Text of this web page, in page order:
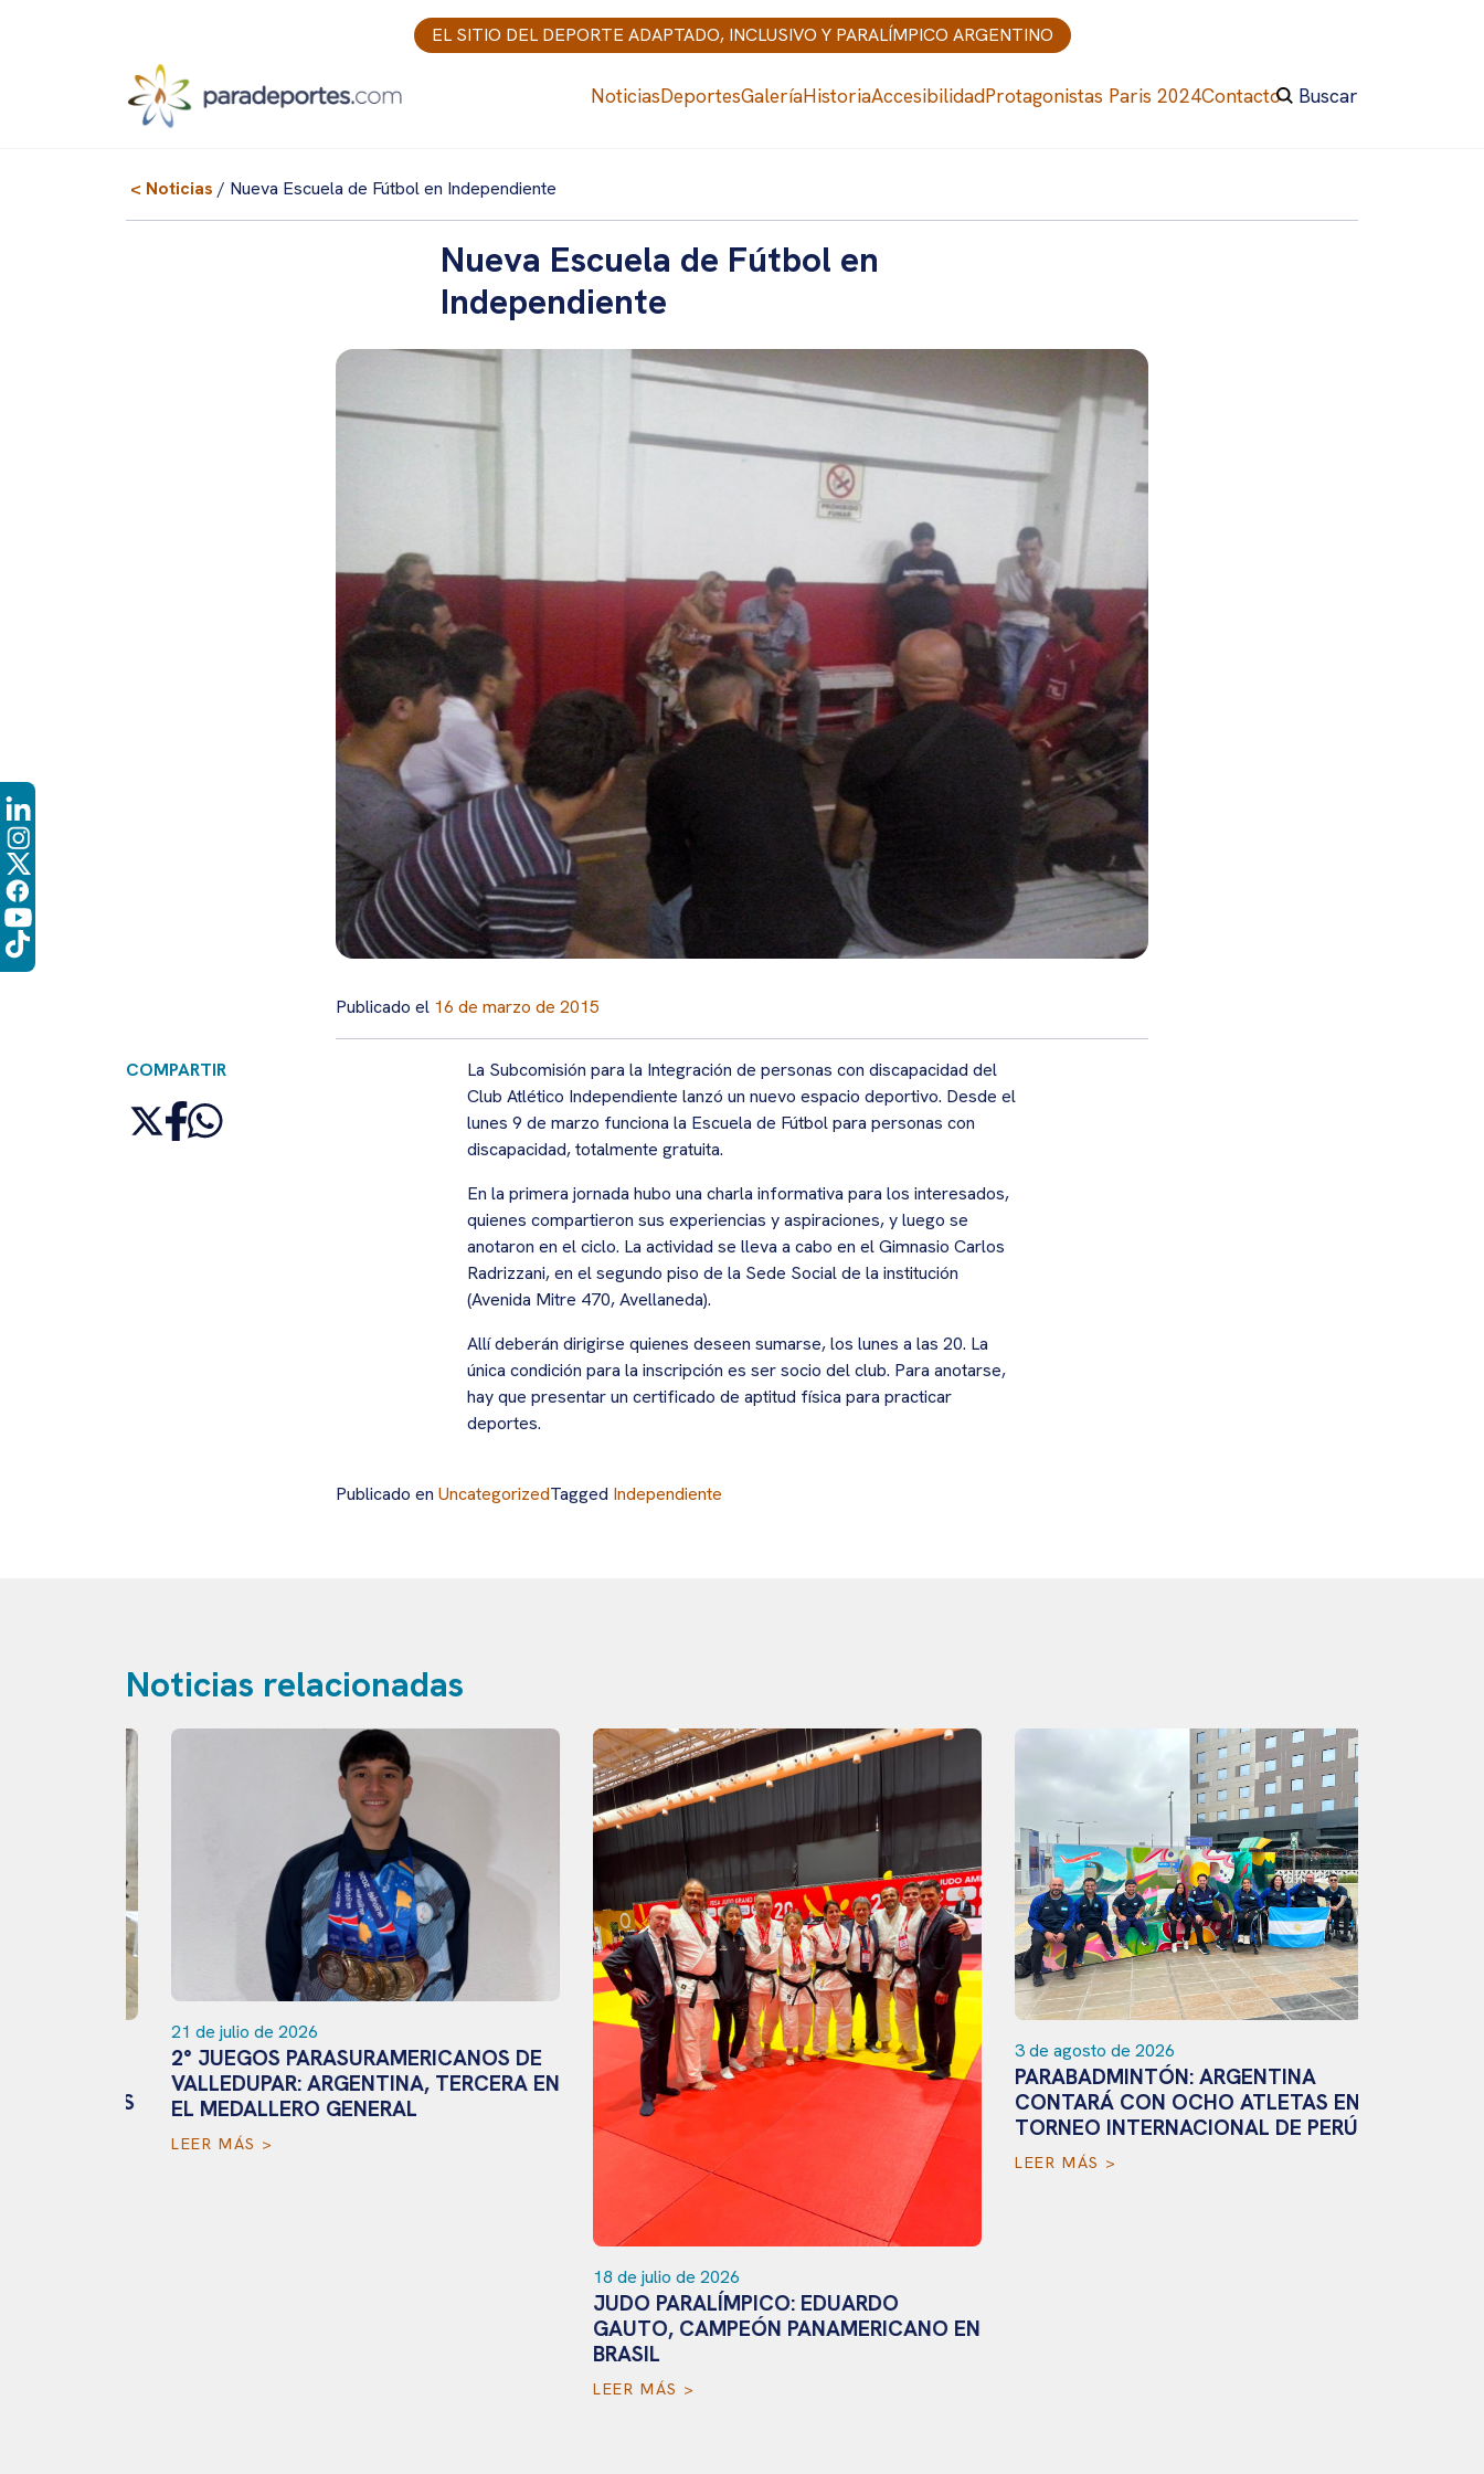
EL SITIO DEL DEPORTE ADAPTADO, INCLUSIVO Y PARALÍMPICO ARGENTINO
NoticiasDeportesGaleríaHistoriaAccesibilidadProtagonistas Paris 2024Contacto Buscar
< Noticias / Nueva Escuela de Fútbol en Independiente
Nueva Escuela de Fútbol en
Independiente
Publicado el 16 de marzo de 2015
COMPARTIR
La Subcomisión para la Integración de personas con discapacidad del
Club Atlético Independiente lanzó un nuevo espacio deportivo. Desde el
lunes 9 de marzo funciona la Escuela de Fútbol para personas con
discapacidad, totalmente gratuita.
En la primera jornada hubo una charla informativa para los interesados,
quienes compartieron sus experiencias y aspiraciones, y luego se
anotaron en el ciclo. La actividad se lleva a cabo en el Gimnasio Carlos
Radrizzani, en el segundo piso de la Sede Social de la institución
(Avenida Mitre 470, Avellaneda).
Allí deberán dirigirse quienes deseen sumarse, los lunes a las 20. La
única condición para la inscripción es ser socio del club. Para anotarse,
hay que presentar un certificado de aptitud física para practicar
deportes.
Publicado en UncategorizedTagged Independiente
Noticias relacionadas
21 de julio de 2026
2° JUEGOS PARASURAMERICANOS DE
VALLEDUPAR: ARGENTINA, TERCERA EN
EL MEDALLERO GENERAL
LEER MÁS >
18 de julio de 2026
JUDO PARALÍMPICO: EDUARDO
GAUTO, CAMPEÓN PANAMERICANO EN
BRASIL
LEER MÁS >
3 de agosto de 2026
PARABADMINTÓN: ARGENTINA
CONTARÁ CON OCHO ATLETAS EN EL
TORNEO INTERNACIONAL DE PERÚ
LEER MÁS >